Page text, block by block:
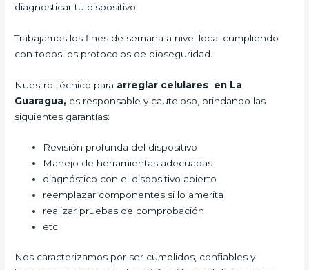
diagnosticar tu dispositivo.
Trabajamos los fines de semana a nivel local cumpliendo
con todos los protocolos de bioseguridad.
Nuestro técnico para arreglar celulares en La
Guaragua, es responsable y cauteloso, brindando las
siguientes garantías:
Revisión profunda del dispositivo
Manejo de herramientas adecuadas
diagnóstico con el dispositivo abierto
reemplazar componentes si lo amerita
realizar pruebas de comprobación
etc
Nos caracterizamos por ser cumplidos, confiables y